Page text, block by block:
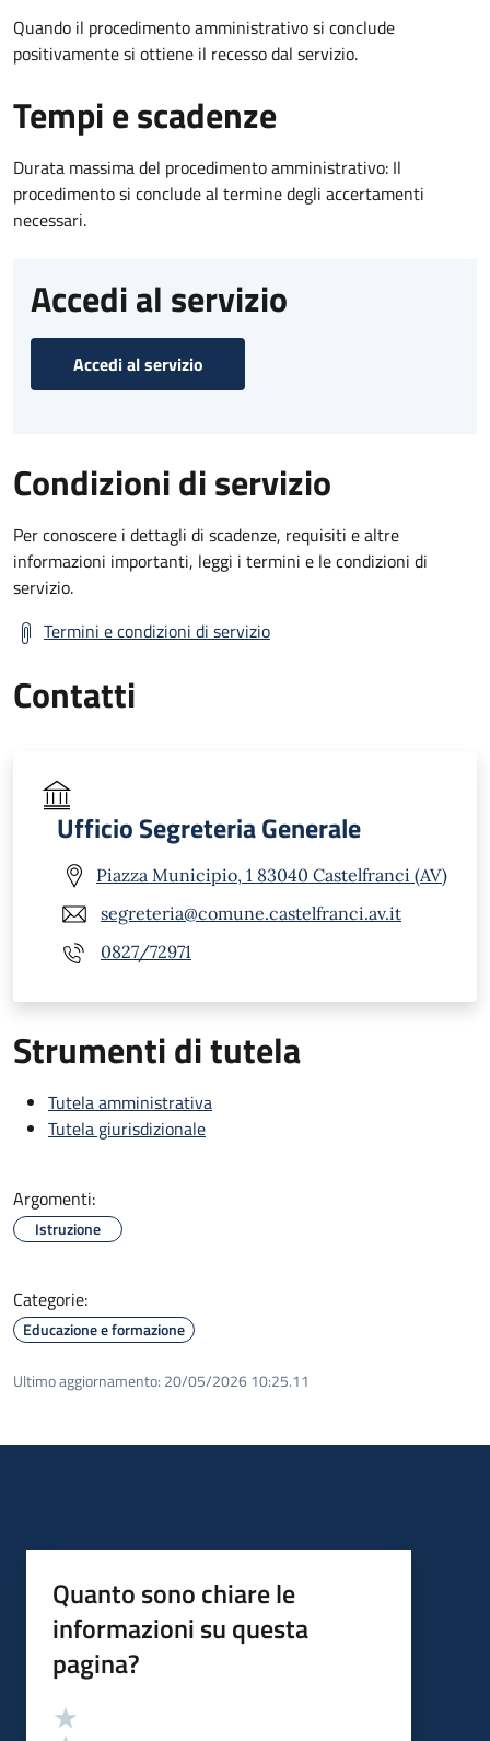
Quando il procedimento amministrativo si conclude
positivamente si ottiene il recesso dal servizio.
Tempi e scadenze
Durata massima del procedimento amministrativo: Il
procedimento si conclude al termine degli accertamenti
necessari.
Accedi al servizio
Accedi al servizio
Condizioni di servizio
Per conoscere i dettagli di scadenze, requisiti e altre
informazioni importanti, leggi i termini e le condizioni di
servizio.
Termini e condizioni di servizio
Contatti
Ufficio Segreteria Generale
Piazza Municipio, 1 83040 Castelfranci (AV)
segreteria@comune.castelfranci.av.it
0827/72971
Strumenti di tutela
Tutela amministrativa
Tutela giurisdizionale
Argomenti:
Istruzione
Categorie:
Educazione e formazione
Ultimo aggiornamento: 20/05/2026 10:25.11
Quanto sono chiare le
informazioni su questa
pagina?
Valutazione